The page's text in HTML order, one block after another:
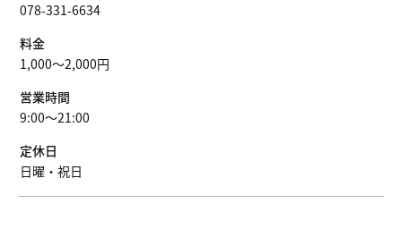
078-331-6634
料金
1,000〜2,000円
営業時間
9:00〜21:00
定休日
日曜・祝日